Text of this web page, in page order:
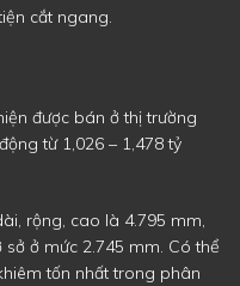
cắt ngang.
được bán ở thị trường
từ 1,026 – 1,478 tỷ
rộng, cao là 4.795 mm,
ở mức 2.745 mm. Có thể
tốn nhất trong phân